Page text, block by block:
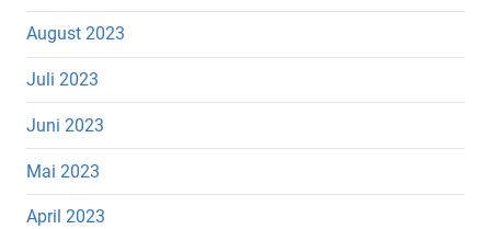
August 2023
Juli 2023
Juni 2023
Mai 2023
April 2023